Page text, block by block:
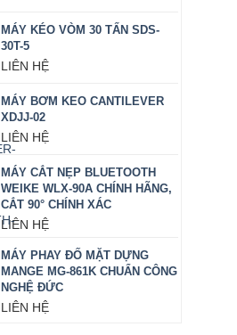
MÁY KÉO VÒM 30 TẤN SDS-
30T-5
LIÊN HỆ
MÁY BƠM KEO CANTILEVER
XDJJ-02
LIÊN HỆ
MÁY CẮT NẸP BLUETOOTH
WEIKE WLX-90A CHÍNH HÃNG,
CẮT 90° CHÍNH XÁC
LIÊN HỆ
MÁY PHAY ĐỐ MẶT DỰNG
MANGE MG-861K CHUẨN CÔNG
NGHỆ ĐỨC
LIÊN HỆ